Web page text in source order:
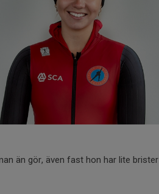
än gör, även fast hon har lite brister